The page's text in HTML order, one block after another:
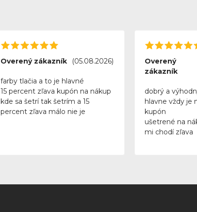
Overený zákazník (05.08.2026)
farby tlačia a to je hlavné
15 percent zľava kupón na nákup
kde sa šetrí tak šetrím a 15
percent zľava málo nie je
Overený
zákazník
dobrý a
hlavne vždy je
kupón
ušetrené na
mi chodí zľava